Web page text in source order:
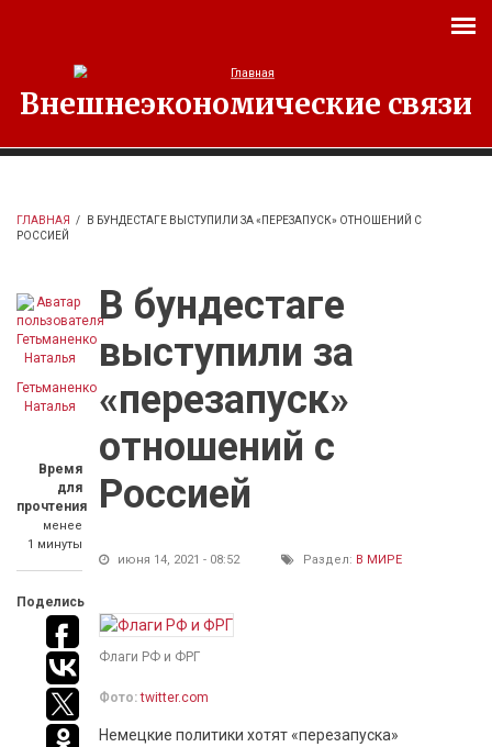
Внешнеэкономические связи
ГЛАВНАЯ /
В БУНДЕСТАГЕ ВЫСТУПИЛИ ЗА «ПЕРЕЗАПУСК» ОТНОШЕНИЙ С
РОССИЕЙ
Гетьманенко
Наталья
Время
для
прочтения
менее
1 минуты
Поделись
В бундестаге
выступили за
«перезапуск»
отношений с
Россией
июня 14, 2021 - 08:52 Раздел: В МИРЕ
Флаги РФ и ФРГ
Фото:twitter.com
Немецкие политики хотят «перезапуска»